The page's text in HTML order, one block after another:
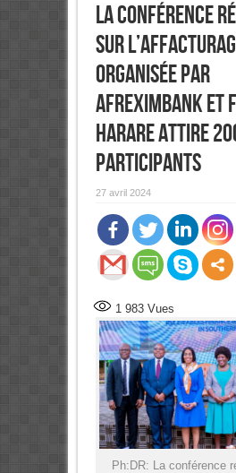
La conférence
sur
organisée par
Afreximbank et
Harare attire
participants
27 avril 2024
1 983Vues
Ph:DR: La conférence